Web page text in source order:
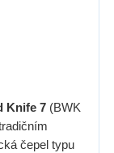
Knife 7(BWK
čepel typu